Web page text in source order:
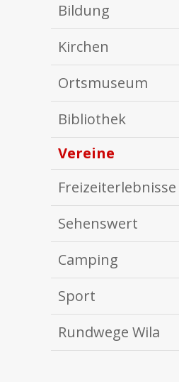
Bildung
Kirchen
Ortsmuseum
Bibliothek
Vereine
Freizeiterlebnisse
Sehenswert
Camping
Sport
Rundwege Wila